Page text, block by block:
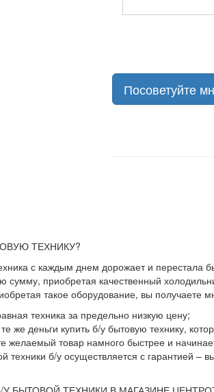
Посоветуйте
ТЕХНИКУ?
с каждым днем дорожает и перестала
сумму, приобретая качественный
такое оборудование, вы получаете
техника за предельно низкую цену;
же деньги купить б/у бытовую технику,
желаемый товар намного быстрее и
техники б/у осуществляется с гарантией –